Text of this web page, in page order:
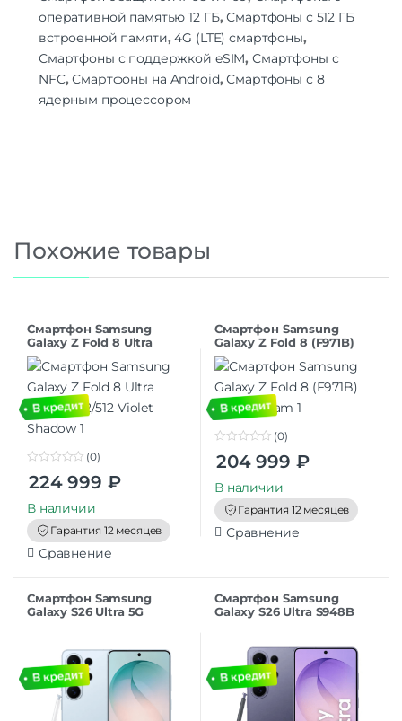
оперативной памятью 12 ГБ,Смартфоны с 512 ГБ
встроенной памяти,4G (LTE) смартфоны,
Смартфоны с поддержкой eSIM, Смартфоны с
NFC,Смартфоны на Android,Смартфоны с 8
ядерным процессором
Похожие товары
Смартфон Samsung
Galaxy Z Fold 8 Ultra
(F976B) 12/512 Violet
Shadow
o
t
o
f
5
(0)
224 999 ₽
В наличии
Гарантия 12 месяцев
Сравнение
Смартфон Samsung
Galaxy Z Fold 8 (F971B)
12/512 Cream
o
t
o
f
5
(0)
204 999 ₽
В наличии
Гарантия 12 месяцев
Сравнение
Смартфон Samsung
Galaxy S26 Ultra 5G
Смартфон Samsung
Galaxy S26 Ultra S948B